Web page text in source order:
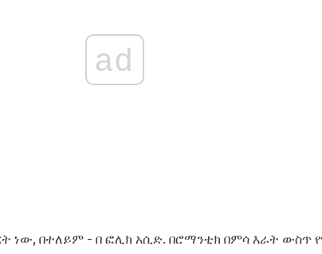
ad
ነው, በተለይም - በ ፎሊክ አሲድ. በሮማንቲክ በምሳ እራት ውስጥ